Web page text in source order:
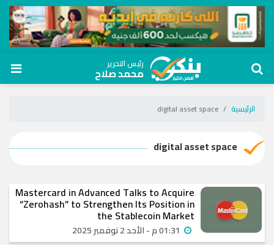
رئيس التحرير
محمد صلاح
الرئيسية digital asset space
digital asset space
Mastercard in Advanced Talks to Acquire
“Zerohash” to Strengthen Its Position in
the Stablecoin Market